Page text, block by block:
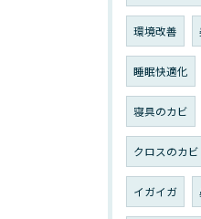
環境改善
睡眠快適化
寝具のカビ
クロスのカビ
イガイガ